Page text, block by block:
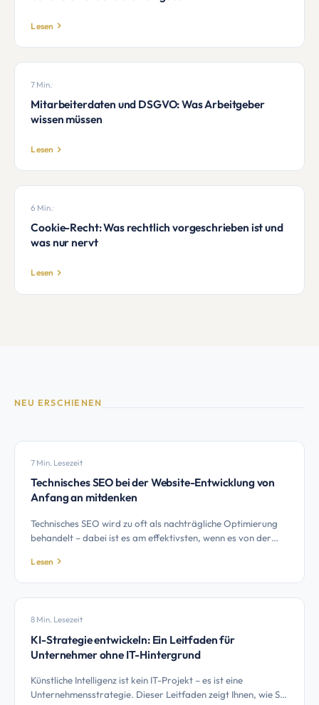
Lesen
7 Min.·
Mitarbeiterdaten und DSGVO: Was Arbeitgeber
wissen müssen
Lesen
6 Min.·
Cookie-Recht: Was rechtlich vorgeschrieben ist und
was nur nervt
Lesen
NEU ERSCHIENEN
7 Min. Lesezeit
Technisches SEO bei der Website-Entwicklung von
Anfang an mitdenken
Technisches SEO wird zu oft als nachträgliche Optimierung
behandelt – dabei ist es am effektivsten, wenn es von der
zeigt, was Entwickler und Auftraggeber von Anfang an
beachten müssen.
Lesen
8 Min. Lesezeit
KI-Strategie entwickeln: Ein Leitfaden für
Unternehmer ohne IT-Hintergrund
Künstliche Intelligenz ist kein IT-Projekt – es ist eine
Unternehmensstrategie. Dieser Leitfaden zeigt Ihnen, wie Sie